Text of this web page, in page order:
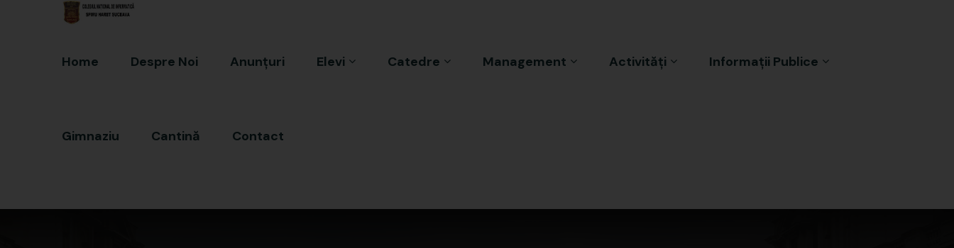
Home Despre Noi Anunțuri Elevi Catedre Management Activități Informații Publice
Gimnaziu Cantină Contact